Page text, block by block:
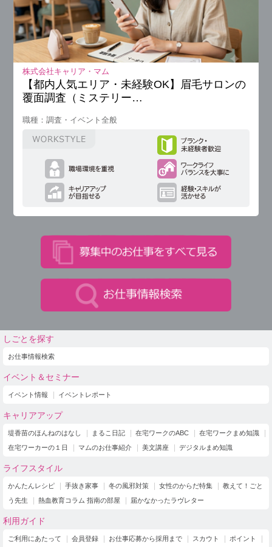
株式会社キャリア・マム
【都内人気エリア・未経験OK】眉毛サロンの
覆面調査（ミステリー…
職種：調査・イベント全般
しごとを探す
お仕事情報検索
イベント＆セミナー
イベント情報 イベントレポート
キャリアアップ
堤香苗のほんねのはなし まるこ日記 在宅ワークのABC
在宅ワークまめ知識
在宅ワーカーの１日
マムのお仕事紹介 美文講座 デジタルまめ知識
ライフスタイル
かんたんレシピ 手抜き家事 冬の風邪対策 女性のからだ特集
教えて！ごと
う先生
熱血教育コラム 指南の部屋 届かなかったラヴレター
利用ガイド
ご利用にあたって 会員登録 お仕事応募から採用まで スカウト ポイント